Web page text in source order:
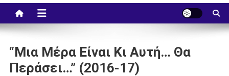
“Μια Μέρα Είναι Κι Αυτή… Θα
Περάσει…” (2016-17)